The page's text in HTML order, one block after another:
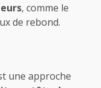
, comme le
de rebond.
une approche